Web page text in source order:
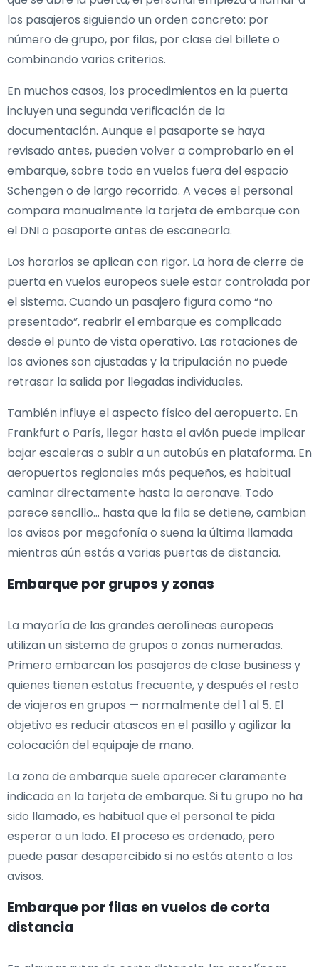
los pasajeros siguiendo un orden concreto: por
número de grupo, por filas, por clase del billete o
combinando varios criterios.
En muchos casos, los procedimientos en la puerta
incluyen una segunda verificación de la
documentación. Aunque el pasaporte se haya
revisado antes, pueden volver a comprobarlo en el
embarque, sobre todo en vuelos fuera del espacio
Schengen o de largo recorrido. A veces el personal
compara manualmente la tarjeta de embarque con
el DNI o pasaporte antes de escanearla.
Los horarios se aplican con rigor. La hora de cierre de
puerta en vuelos europeos suele estar controlada por
el sistema. Cuando un pasajero figura como “no
presentado”, reabrir el embarque es complicado
desde el punto de vista operativo. Las rotaciones de
los aviones son ajustadas y la tripulación no puede
retrasar la salida por llegadas individuales.
También influye el aspecto físico del aeropuerto. En
Frankfurt o París, llegar hasta el avión puede implicar
bajar escaleras o subir a un autobús en plataforma. En
aeropuertos regionales más pequeños, es habitual
caminar directamente hasta la aeronave. Todo
parece sencillo… hasta que la fila se detiene, cambian
los avisos por megafonía o suena la última llamada
mientras aún estás a varias puertas de distancia.
Embarque por grupos y zonas
La mayoría de las grandes aerolíneas europeas
utilizan un sistema de grupos o zonas numeradas.
Primero embarcan los pasajeros de clase business y
quienes tienen estatus frecuente, y después el resto
de viajeros en grupos — normalmente del 1 al 5. El
objetivo es reducir atascos en el pasillo y agilizar la
colocación del equipaje de mano.
La zona de embarque suele aparecer claramente
indicada en la tarjeta de embarque. Si tu grupo no ha
sido llamado, es habitual que el personal te pida
esperar a un lado. El proceso es ordenado, pero
puede pasar desapercibido si no estás atento a los
avisos.
Embarque por filas en vuelos de corta
distancia